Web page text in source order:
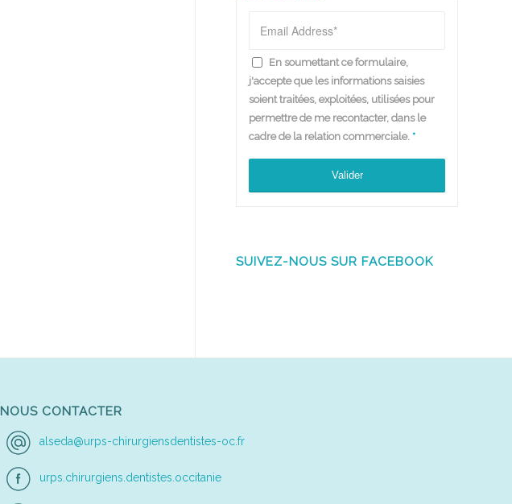
En soumettant ce formulaire,
j'accepte que les informations saisies
soient traitées, exploitées, utilisées pour
permettre de me recontacter, dans le
cadre de la relation commerciale.*
SUIVEZ-NOUS SUR FACEBOOK
NOUS CONTACTER
alseda@urps-chirurgiensdentistes-oc.fr
urps.chirurgiens.dentistes.occitanie